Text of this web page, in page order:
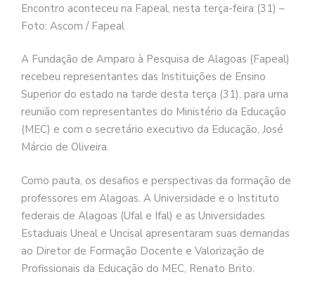
Encontro aconteceu na Fapeal, nesta terça-feira (31) –
Foto: Ascom / Fapeal
A Fundação de Amparo à Pesquisa de Alagoas (Fapeal)
recebeu representantes das Instituições de Ensino
Superior do estado na tarde desta terça (31), para uma
reunião com representantes do Ministério da Educação
(MEC) e com o secretário executivo da Educação, José
Márcio de Oliveira.
Como pauta, os desafios e perspectivas da formação de
professores em Alagoas. A Universidade e o Instituto
federais de Alagoas (Ufal e Ifal) e as Universidades
Estaduais Uneal e Uncisal apresentaram suas demandas
ao Diretor de Formação Docente e Valorização de
Profissionais da Educação do MEC, Renato Brito.